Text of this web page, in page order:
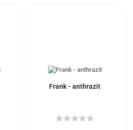
Frank - anthrazit